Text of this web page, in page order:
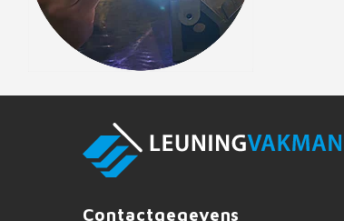
Contactgegevens